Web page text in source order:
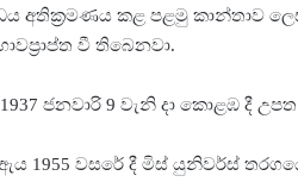
අතික්‍රමණය කළ පළමු කාන්තාව
වී තිබෙනවා.
ජනවාරි 9 වැනි දා කොළඹ දී උපත
1955 වසරේ දී මිස් යුනිවර්ස්